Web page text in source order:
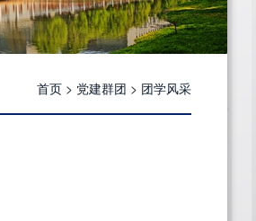
首页 > 党建群团 > 团学风采